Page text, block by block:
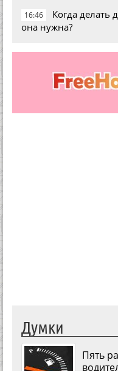
16:46
Когда делать
она нужна?
Думки
Пять